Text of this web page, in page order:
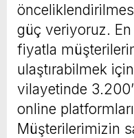
güç veriyoruz. En
fiyatla
ulaştırabilmek
vilayetinde
online
Müşterilerimizin